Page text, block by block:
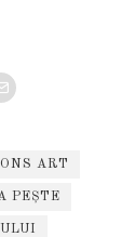
ART
PEȘTE